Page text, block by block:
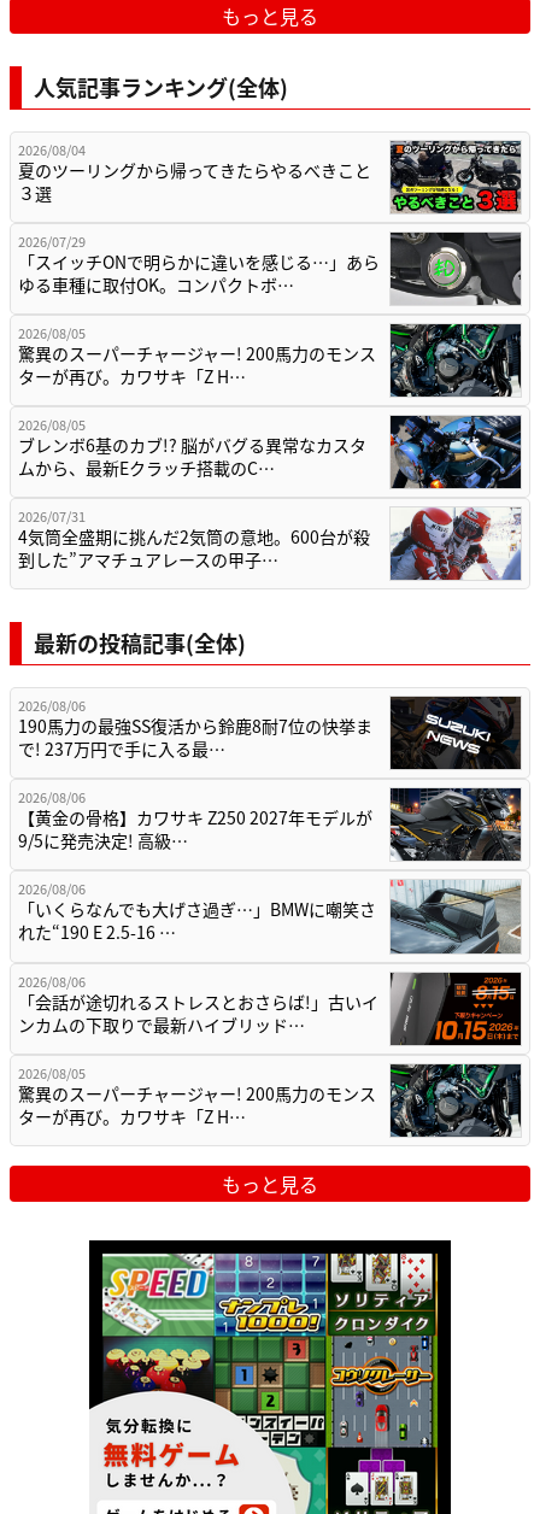
もっと見る
人気記事ランキング(全体)
2026/08/04
夏のツーリングから帰ってきたらやるべきこと
３選
2026/07/29
「スイッチONで明らかに違いを感じる…」あら
ゆる車種に取付OK。コンパクトボ…
2026/08/05
驚異のスーパーチャージャー! 200馬力のモンス
ターが再び。カワサキ「Z H…
2026/08/05
ブレンボ6基のカブ!? 脳がバグる異常なカスタ
ムから、最新Eクラッチ搭載のC…
2026/07/31
4気筒全盛期に挑んだ2気筒の意地。600台が殺
到した”アマチュアレースの甲子…
最新の投稿記事(全体)
2026/08/06
190馬力の最強SS復活から鈴鹿8耐7位の快挙ま
で! 237万円で手に入る最…
2026/08/06
【黄金の骨格】カワサキ Z250 2027年モデルが
9/5に発売決定! 高級…
2026/08/06
「いくらなんでも大げさ過ぎ…」BMWに嘲笑さ
れた“190 E 2.5-16 …
2026/08/06
「会話が途切れるストレスとおさらば!」古いイ
ンカムの下取りで最新ハイブリッド…
2026/08/05
驚異のスーパーチャージャー! 200馬力のモンス
ターが再び。カワサキ「Z H…
もっと見る